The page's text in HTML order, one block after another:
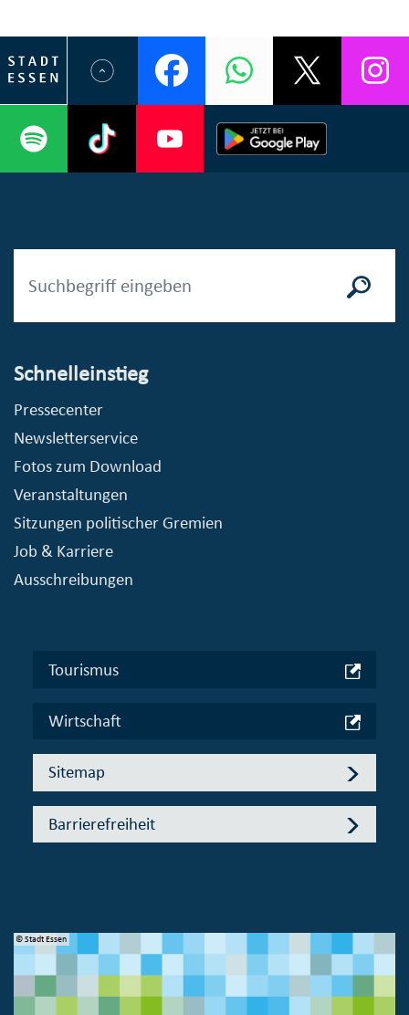
Schnelleinstieg
Pressecenter
Newsletterservice
Fotos zum Download
Veranstaltungen
Sitzungen politischer Gremien
Job & Karriere
Ausschreibungen
Tourismus
Wirtschaft
Sitemap
Barrierefreiheit
© Stadt Essen